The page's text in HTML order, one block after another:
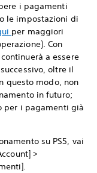
i pagamenti
le impostazioni di
per maggiori
Con
a essere
oltre il
questo modo, non
in futuro;
per i pagamenti già
su PS5, vai
>